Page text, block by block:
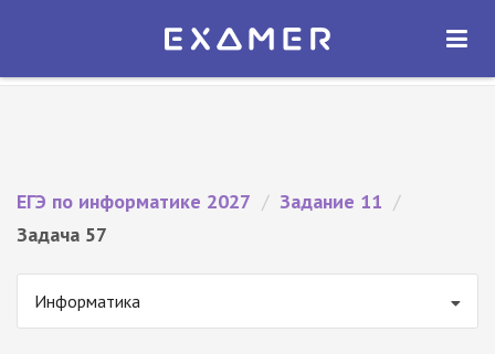
Экзамер — ЕГЭ 2027
ОТКРЫТЬ
ЕГЭ по информатике 2027 / Задание 11 /
Задача 57
Информатика